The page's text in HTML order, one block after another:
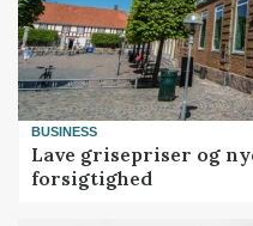
BUSINESS
Lave grisepriser og
forsigtighed